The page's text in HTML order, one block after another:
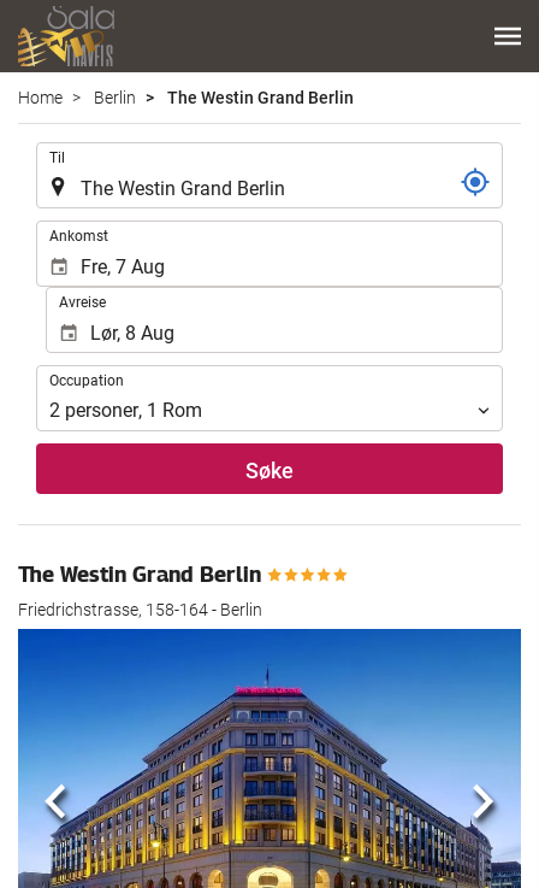
Home Berlin The Westin Grand Berlin
Til
Ankomst
Avreise
Occupation
Occupation
2 personer, 1 Rom
Søke
The Westin Grand Berlin
Friedrichstrasse, 158-164 - Berlin
Forrige